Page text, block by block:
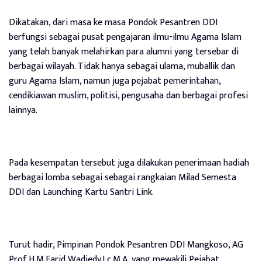
Dikatakan, dari masa ke masa Pondok Pesantren DDI
berfungsi sebagai pusat pengajaran ilmu-ilmu Agama Islam
yang telah banyak melahirkan para alumni yang tersebar di
berbagai wilayah. Tidak hanya sebagai ulama, muballik dan
guru Agama Islam, namun juga pejabat pemerintahan,
cendikiawan muslim, politisi, pengusaha dan berbagai profesi
lainnya.
Pada kesempatan tersebut juga dilakukan penerimaan hadiah
berbagai lomba sebagai sebagai rangkaian Milad Semesta
DDI dan Launching Kartu Santri Link.
Turut hadir, Pimpinan Pondok Pesantren DDI Mangkoso, AG